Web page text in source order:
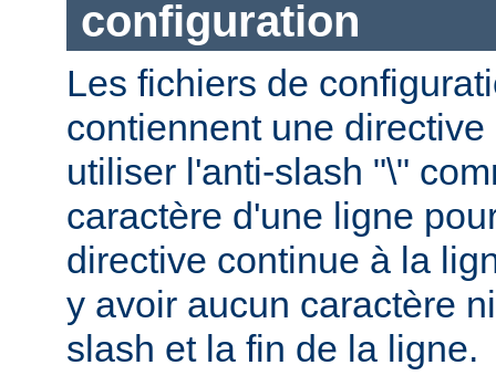
configuration
Les fichiers de
contiennent une
utiliser l'anti-slash "\"
caractère d'une ligne
directive continue à la
y avoir aucun caractère
slash et la fin de la ligne.